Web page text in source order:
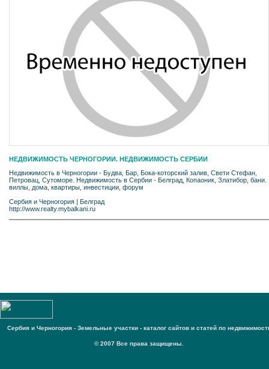
НЕДВИЖИМОСТЬ ЧЕРНОГОРИИ. НЕДВИЖИМОСТЬ СЕРБИИ
Недвижимость в Черногории - Будва, Бар, Бока-которский залив, Свети Стефан,
Петровац, Сутоморе. Недвижимость в Сербии - Белград, Копаоник, Златибор, бани.
виллы, дома, квартиры, инвестиции, форум
Сербия и Черногория | Белград
http://www.realty.mybalkani.ru
Сербия и Черногория - Земельные участки - каталог сайтов и статей по
© 2007 Все права защищены.